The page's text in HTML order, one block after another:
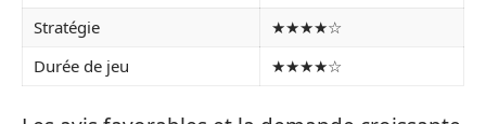
Stratégie
★★★★☆
Durée de jeu
★★★★☆